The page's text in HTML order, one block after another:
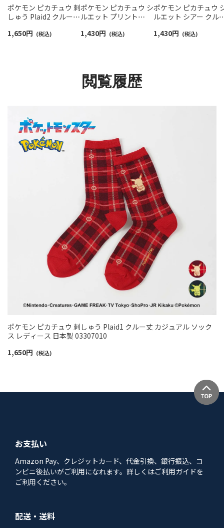
ポケモン ピカチュウ 刺
しゅう Plaid2 クルー丈
ディース 日本製
1,650円 (税込)
ポケモン ピカチュウ シ
ルエット プリント
アル ソックス レディー
1,430円 (税込)
ポケモン ピカチュウ
ルエット シアー クル
カジュアル 日本製
1,430円 (税込)
閲覧履歴
ポケモン ピカチュウ 刺しゅう Plaid1 クルー丈 カジュアル ソック
ス レディース 日本製 03307010
1,650円 (税込)
お支払い
Amazon Pay、クレジットカード、代金引換、銀行振込、コ
ンビニ後払いがご利用になれます。詳しくはご利用ガイドを
ご利用ください。
配送・送料